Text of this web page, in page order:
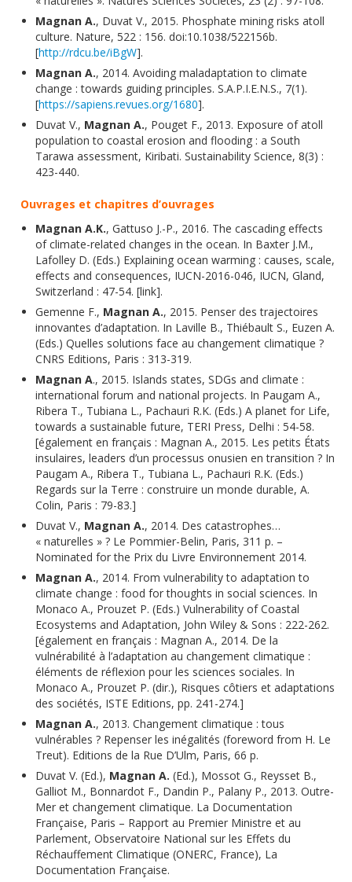
Magnan A., Duvat V., 2015. Phosphate mining risks atoll
culture. Nature, 522 : 156. doi:10.1038/522156b.
[http://rdcu.be/iBgW].
Magnan A., 2014. Avoiding maladaptation to climate
change : towards guiding principles. S.A.P.I.E.N.S., 7(1).
[https://sapiens.revues.org/1680].
Duvat V., Magnan A., Pouget F., 2013. Exposure of atoll
population to coastal erosion and flooding : a South
Tarawa assessment, Kiribati. Sustainability Science, 8(3) :
423-440.
Ouvrages et chapitres d’ouvrages
Magnan A.K., Gattuso J.-P., 2016. The cascading effects
of climate-related changes in the ocean. In Baxter J.M.,
Lafolley D. (Eds.) Explaining ocean warming : causes, scale,
effects and consequences, IUCN-2016-046, IUCN, Gland,
Switzerland : 47-54. [link].
Gemenne F., Magnan A., 2015. Penser des trajectoires
innovantes d’adaptation. In Laville B., Thiébault S., Euzen A.
(Eds.) Quelles solutions face au changement climatique ?
CNRS Editions, Paris : 313-319.
Magnan A., 2015. Islands states, SDGs and climate :
international forum and national projects. In Paugam A.,
Ribera T., Tubiana L., Pachauri R.K. (Eds.) A planet for Life,
towards a sustainable future, TERI Press, Delhi : 54-58.
[également en français : Magnan A., 2015. Les petits États
insulaires, leaders d’un processus onusien en transition ? In
Paugam A., Ribera T., Tubiana L., Pachauri R.K. (Eds.)
Regards sur la Terre : construire un monde durable, A.
Colin, Paris : 79-83.]
Duvat V., Magnan A., 2014. Des catastrophes…
« naturelles » ? Le Pommier-Belin, Paris, 311 p. –
Nominated for the Prix du Livre Environnement 2014.
Magnan A., 2014. From vulnerability to adaptation to
climate change : food for thoughts in social sciences. In
Monaco A., Prouzet P. (Eds.) Vulnerability of Coastal
Ecosystems and Adaptation, John Wiley & Sons : 222-262.
[également en français : Magnan A., 2014. De la
vulnérabilité à l’adaptation au changement climatique :
éléments de réflexion pour les sciences sociales. In
Monaco A., Prouzet P. (dir.), Risques côtiers et adaptations
des sociétés, ISTE Editions, pp. 241-274.]
Magnan A., 2013. Changement climatique : tous
vulnérables ? Repenser les inégalités (foreword from H. Le
Treut). Editions de la Rue D’Ulm, Paris, 66 p.
Duvat V. (Ed.), Magnan A. (Ed.), Mossot G., Reysset B.,
Galliot M., Bonnardot F., Dandin P., Palany P., 2013. Outre-
Mer et changement climatique. La Documentation
Française, Paris – Rapport au Premier Ministre et au
Parlement, Observatoire National sur les Effets du
Réchauffement Climatique (ONERC, France), La
Documentation Française.